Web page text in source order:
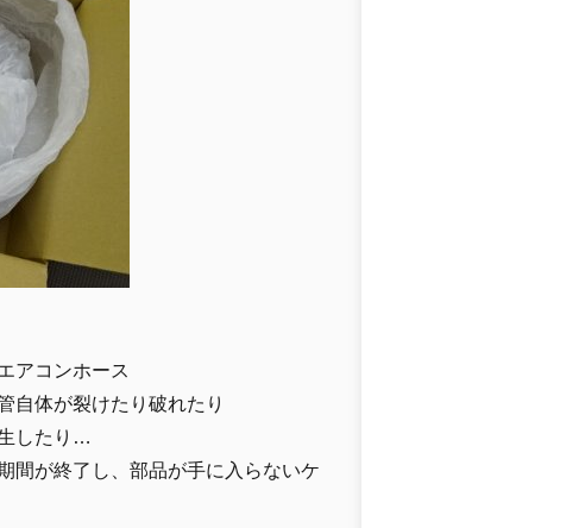
アコンホース
自体が裂けたり破れたり
したり…
間が終了し、部品が手に入らないケ